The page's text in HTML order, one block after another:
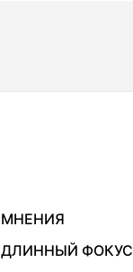
МНЕНИЯ
ДЛИННЫЙ ФОКУС